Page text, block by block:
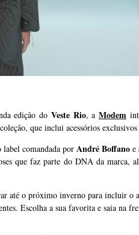
edição do Veste Rio, a Modem
que inclui acessórios
label comandada porAndré Boffano e
que faz parte do DNA da marca,
até o próximo inverno para incluir o
Escolha a sua favorita e saia na